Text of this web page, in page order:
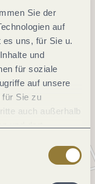
Sie der
auf
uns, für Sie u.
und
für soziale
auf unsere
Sie zu
auch außerhalb
"Alle
in der Nutzung